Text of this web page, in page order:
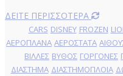
ΔΕΙΤΕ ΠΕΡΙΣΣΟΤΕΡΑ
CARS DISNEY FROZEN
ΑΕΡΟΠΛΑΝΑ ΑΕΡΟΣΤΑΤΑ
ΒΙΛΛΕΣ ΒΥΘΟΣ ΓΟΡΓΟΝΕΣ
ΔΙΑΣΤΗΜΑ ΔΙΑΣΤΗΜΟΠΛΟΙΑ